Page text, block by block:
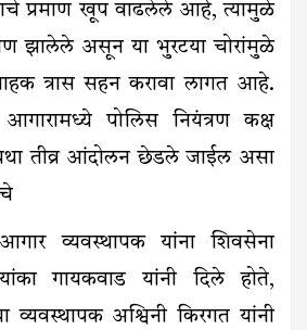
प्रमाण खूप वाढलेले आहे, त्यामुळे
हैराण झालेले असून या भुरटया चोरांमुळे
त्रास सहन करावा लागत आहे.
आगारामध्ये पोलिस नियंत्रण कक्ष
तीव्र आंदोलन छेडले जाईल असा
व्यवस्थापक यांना शिवसेना
गायकवाड यांनी दिले होते,
व्यवस्थापक अश्विनी किरगत यांनी